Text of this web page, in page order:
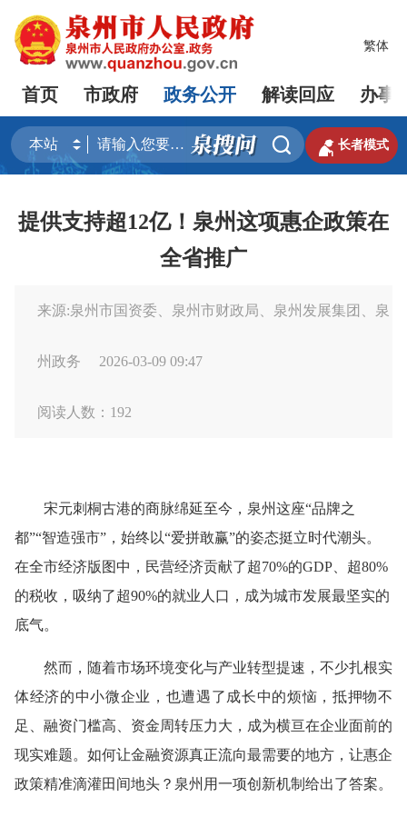
繁体
首页 市政府 政务公开 解读回应 办事
  长者模式
提供支持超12亿！泉州这项惠企政策在
全省推广
来源:泉州市国资委、泉州市财政局、泉州发展集团、泉
州政务 2026-03-09 09:47
阅读人数： 192
宋元刺桐古港的商脉绵延至今，泉州这座“品牌之
都”“智造强市”，始终以“爱拼敢赢”的姿态挺立时代潮头。
在全市经济版图中，民营经济贡献了超70%的GDP、超80%
的税收，吸纳了超90%的就业人口，成为城市发展最坚实的
底气。
然而，随着市场环境变化与产业转型提速，不少扎根实
体经济的中小微企业，也遭遇了成长中的烦恼，抵押物不
足、融资门槛高、资金周转压力大，成为横亘在企业面前的
现实难题。如何让金融资源真正流向最需要的地方，让惠企
政策精准滴灌田间地头？泉州用一项创新机制给出了答案。